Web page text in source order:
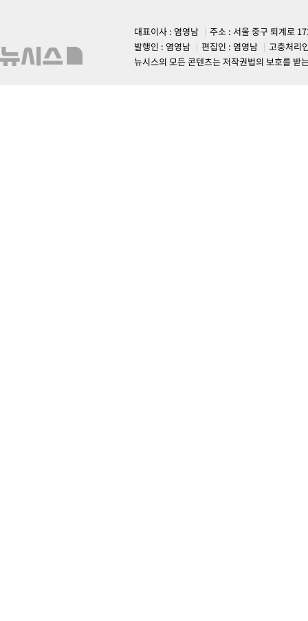
대표이사 : 염영남
주소 : 서울 중구 퇴계로
발행인 : 염영남
편집인 : 염영남
고충처리
뉴시스의 모든 콘텐츠는 저작권법의 보호를